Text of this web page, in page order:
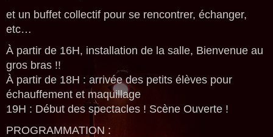
et un buffet collectif pour se rencontrer, échanger,
etc…
À partir de 16H, installation de la salle, Bienvenue au
gros bras !!
À partir de 18H : arrivée des petits élèves pour
échauffement et maquillage
19H : Début des spectacles ! Scène Ouverte !
PROGRAMMATION :